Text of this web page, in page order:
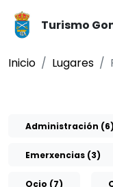
Turismo
Inicio Lugares
Administración (6)
Emerxencias (3)
Ocio (7)